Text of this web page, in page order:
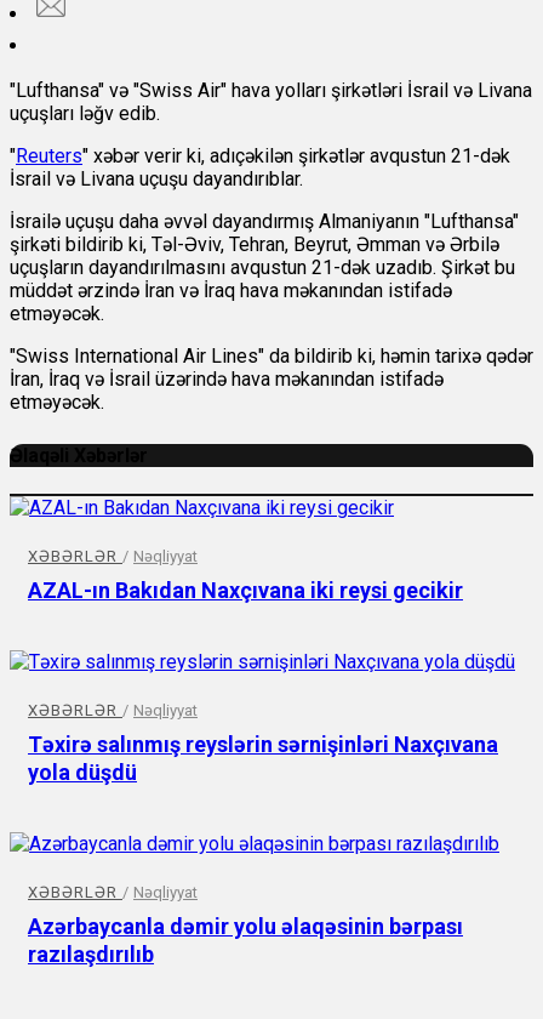
"Lufthansa" və "Swiss Air" hava yolları şirkətləri İsrail və Livana
uçuşları ləğv edib.
"Reuters" xəbər verir ki, adıçəkilən şirkətlər avqustun 21-dək
İsrail və Livana uçuşu dayandırıblar.
İsrailə uçuşu daha əvvəl dayandırmış Almaniyanın "Lufthansa"
şirkəti bildirib ki, Təl-Əviv, Tehran, Beyrut, Əmman və Ərbilə
uçuşların dayandırılmasını avqustun 21-dək uzadıb. Şirkət bu
müddət ərzində İran və İraq hava məkanından istifadə
etməyəcək.
"Swiss International Air Lines" da bildirib ki, həmin tarixə qədər
İran, İraq və İsrail üzərində hava məkanından istifadə
etməyəcək.
Əlaqəli Xəbərlər
XƏBƏRLƏR / Nəqliyyat
AZAL-ın Bakıdan Naxçıvana iki reysi gecikir
XƏBƏRLƏR / Nəqliyyat
Təxirə salınmış reyslərin sərnişinləri Naxçıvana
yola düşdü
XƏBƏRLƏR / Nəqliyyat
Azərbaycanla dəmir yolu əlaqəsinin bərpası
razılaşdırılıb